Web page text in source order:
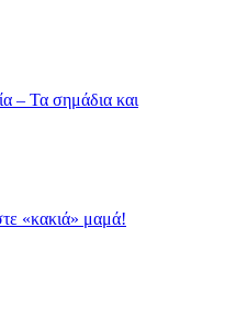
– Τα σημάδια και
«κακιά» μαμά!